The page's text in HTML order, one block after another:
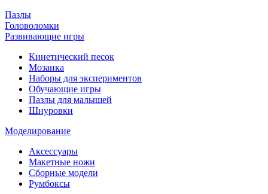
Пазлы
Головоломки
Развивающие игры
Кинетический песок
Мозаика
Наборы для экспериментов
Обучающие игры
Пазлы для малышей
Шнуровки
Моделирование
Аксессуары
Макетные ножи
Сборные модели
Румбоксы